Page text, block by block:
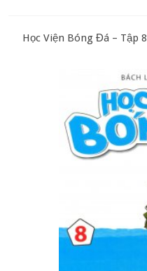
Học Viện Bóng Đá – Tập 8